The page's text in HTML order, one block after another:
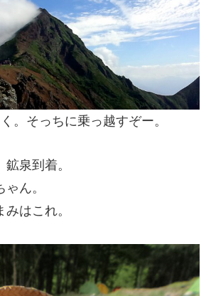
。そっちに乗っ越すぞー。
泉到着。
ん。
はこれ。